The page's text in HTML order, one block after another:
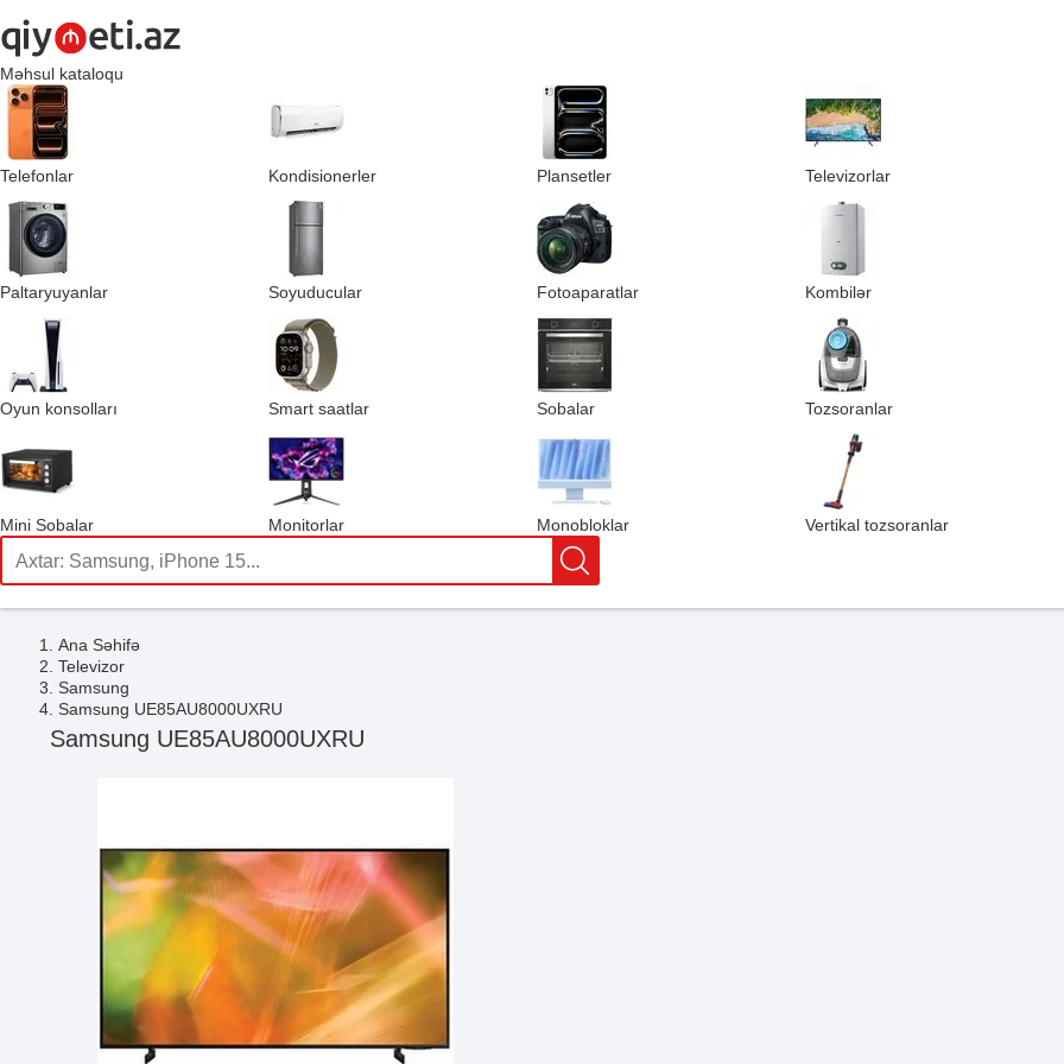
Məhsul kataloqu
Telefonlar Kondisionerler Plansetler Televizorlar
Paltaryuyanlar Soyuducular Fotoaparatlar Kombilər
Oyun konsolları Smart saatlar Sobalar Tozsoranlar
Mini Sobalar Monitorlar Monobloklar Vertikal tozsoranlar
Ana Səhifə
Televizor
Samsung
Samsung UE85AU8000UXRU
Samsung UE85AU8000UXRU